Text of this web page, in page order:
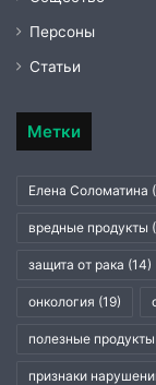
Персоны
Статьи
Метки
Елена Соломатина
вредные продукты
защита от рака (14)
онкология (19)
полезные продукты
признаки